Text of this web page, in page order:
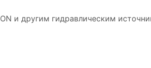
и другим гидравлическим